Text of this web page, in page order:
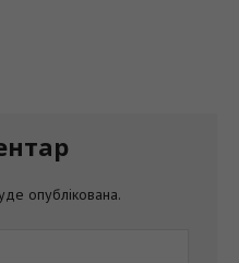
опублікована.